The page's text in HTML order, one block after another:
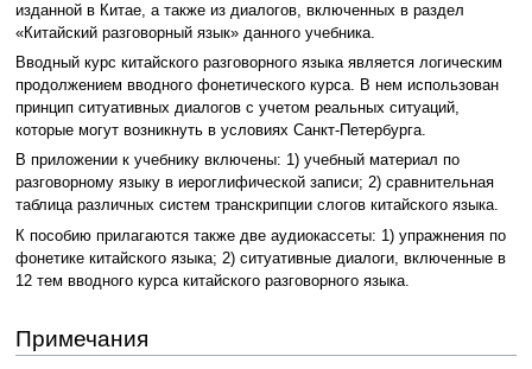
изданной в Китае, а также из диалогов, включенных в раздел
«Китайский разговорный язык» данного учебника.
Вводный курс китайского разговорного языка является логическим
продолжением вводного фонетического курса. В нем использован
принцип ситуативных диалогов с учетом реальных ситуаций,
которые могут возникнуть в условиях Санкт-Петербурга.
В приложении к учебнику включены: 1) учебный материал по
разговорному языку в иероглифической записи; 2) сравнительная
таблица различных систем транскрипции слогов китайского языка.
К пособию прилагаются также две аудиокассеты: 1) упражнения по
фонетике китайского языка; 2) ситуативные диалоги, включенные в
12 тем вводного курса китайского разговорного языка.
Примечания